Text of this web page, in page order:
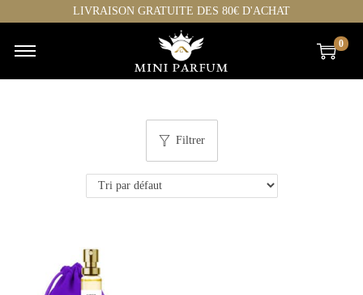
LIVRAISON GRATUITE DES 80€ D'ACHAT
0
Filtrer